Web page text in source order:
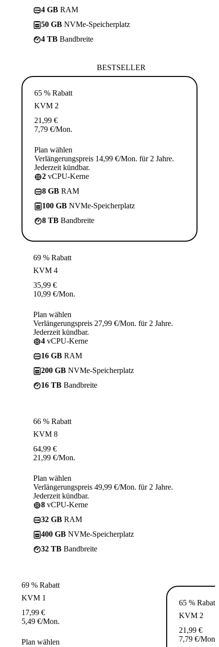
4 GB RAM
50 GB NVMe-Speicherplatz
4 TB Bandbreite
BESTSELLER
65 % Rabatt
KVM 2
21,99 €
7,79 €/Mon.
Plan wählen
Verlängerungspreis 14,99 €/Mon. für 2 Jahre.
Jederzeit kündbar.
2 vCPU-Kerne
8 GB RAM
100 GB NVMe-Speicherplatz
8 TB Bandbreite
69 % Rabatt
KVM 4
35,99 €
10,99 €/Mon.
Plan wählen
Verlängerungspreis 27,99 €/Mon. für 2 Jahre.
Jederzeit kündbar.
4 vCPU-Kerne
16 GB RAM
200 GB NVMe-Speicherplatz
16 TB Bandbreite
66 % Rabatt
KVM 8
64,99 €
21,99 €/Mon.
Plan wählen
Verlängerungspreis 49,99 €/Mon. für 2 Jahre.
Jederzeit kündbar.
8 vCPU-Kerne
32 GB RAM
400 GB NVMe-Speicherplatz
32 TB Bandbreite
69 % Rabatt
KVM 1
17,99 €
5,49 €/Mon.
Plan wählen
65 % Rabatt
KVM 2
21,99 €
7,79 €/Mon.